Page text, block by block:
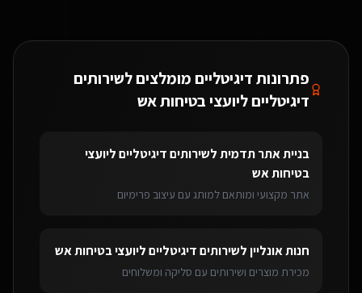
פתרונות דיגיטליים מומלצים לשירותים
דיגיטליים ליועצי בטיחות אש
בניית אתר תדמיתלשירותים דיגיטליים ליועצי
בטיחות אש
אתר מקצועי ומותאם למותג עם עיצוב פרימיום
חנות אונלייןלשירותים דיגיטליים ליועצי בטיחות אש
מכירת מוצרים ושירותים עם סליקה ומשלוחים